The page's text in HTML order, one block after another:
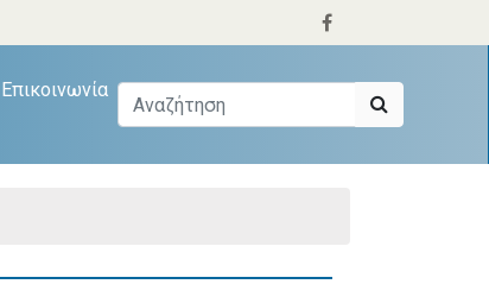
Επικοινωνία